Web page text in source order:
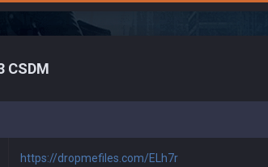
https://dropmefiles.com/ELh7r